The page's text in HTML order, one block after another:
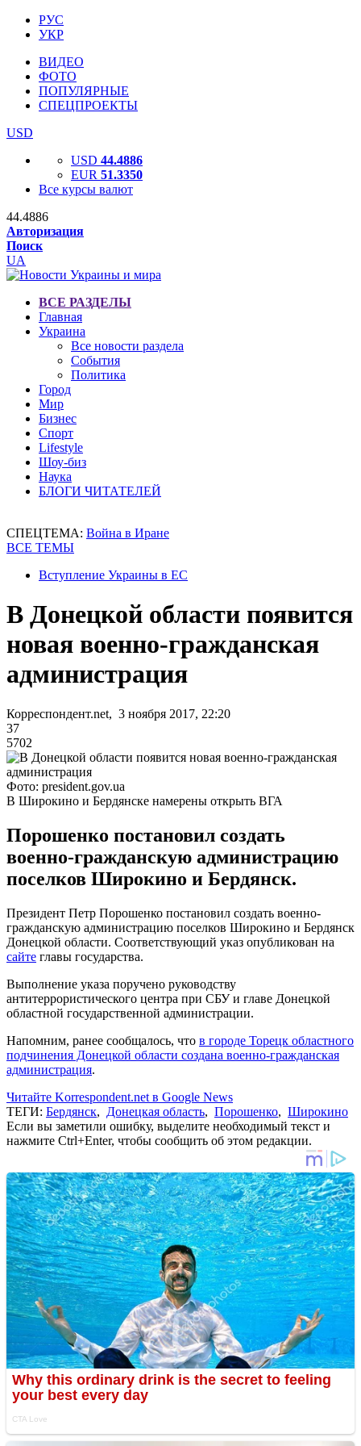
РУС
УКР
ВИДЕО
ФОТО
ПОПУЛЯРНЫЕ
СПЕЦПРОЕКТЫ
USD
USD 44.4886
EUR 51.3350
Все курсы валют
44.4886
Авторизация
Поиск
UA
ВСЕ РАЗДЕЛЫ
Главная
Украина
Все новости раздела
События
Политика
Город
Мир
Бизнес
Спорт
Lifestyle
Шоу-биз
Наука
БЛОГИ ЧИТАТЕЛЕЙ
СПЕЦТЕМА: Война в Иране
ВСЕ ТЕМЫ
Вступление Украины в ЕС
В Донецкой области появится
новая военно-гражданская
администрация
Корреспондент.net, 3 ноября 2017, 22:20
37
5702
Фото: president.gov.ua
В Широкино и Бердянске намерены открыть ВГА
Порошенко постановил создать
военно-гражданскую администрацию
поселков Широкино и Бердянск.
Президент Петр Порошенко постановил создать военно-
гражданскую администрацию поселков Широкино и Бердянск
Донецкой области. Соответствующий указ опубликован на
сайте главы государства.
Выполнение указа поручено руководству
антитеррористического центра при СБУ и главе Донецкой
областной государственной администрации.
Напомним, ранее сообщалось, что в городе Торецк областного
подчинения Донецкой области создана военно-гражданская
администрация.
Читайте Korrespondent.net в Google News
ТЕГИ: Бердянск, Донецкая область, Порошенко, Широкино
Если вы заметили ошибку, выделите необходимый текст и
нажмите Ctrl+Enter, чтобы сообщить об этом редакции.